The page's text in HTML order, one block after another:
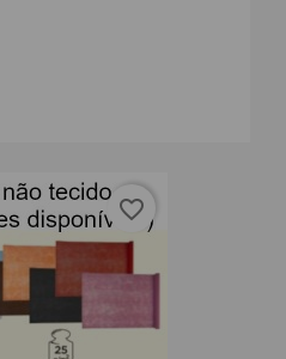
favorite_border